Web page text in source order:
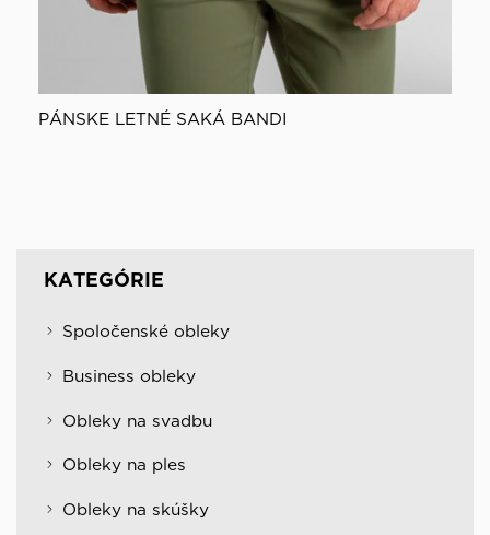
KATEGÓRIE
Spoločenské obleky
Business obleky
Obleky na svadbu
Obleky na ples
Obleky na skúšky
PÁNSKE LETNÉ SAKÁ BANDI